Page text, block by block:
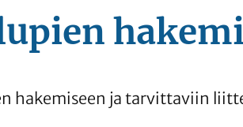
hakemiseen ja tarvittaviin